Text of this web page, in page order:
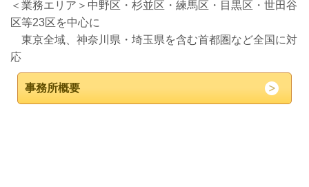
＜業務エリア＞中野区・杉並区・練馬区・目黒区・世田谷
区等23区を中心に
東京全域、神奈川県・埼玉県を含む首都圏など全国に対
応
事務所概要